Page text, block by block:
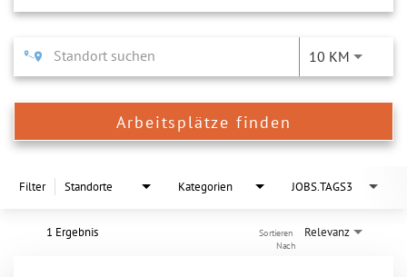
10 KM
Arbeitsplätze finden
Filter Standorte Kategorien JOBS.TAGS3
1 Ergebnis Relevanz
Sortieren
Nach